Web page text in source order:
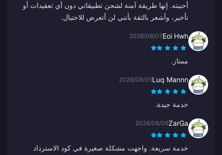
أحببته. إنها طريقة آمنة لشحن تطبيقاتي دون أي تعقيدات أو
تأخير، وأشعر بالثقة بأنني لن أتعرض للاحتيال.
Eoi Hwh
2026/08/07
ممتاز.
Luq Mannn
2026/08/05
خدمة جيدة.
ZarGa
2026/08/09
خدمة سريعة. واجهت مشكلة صغيرة في كود الاسترداد